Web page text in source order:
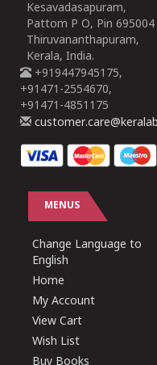
Kesavadasapuram,
Pattom P O, Pin 695004
Thiruvananthapuram,
Kerala, India.
+919447945175,
+91471-2554670,
+91471-4851175
MENUS
Change Language to
English
Home
My Account
View Cart
Wish List
Buy Books